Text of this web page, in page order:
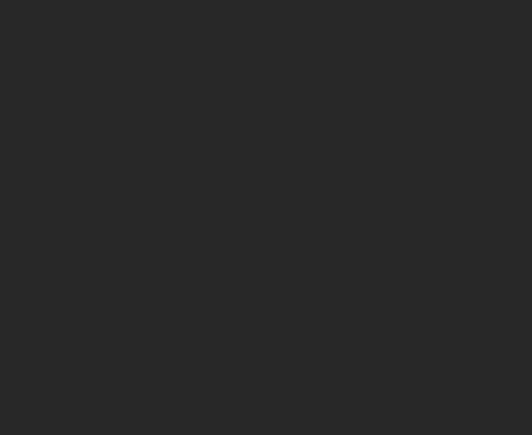
Marsannay Champs